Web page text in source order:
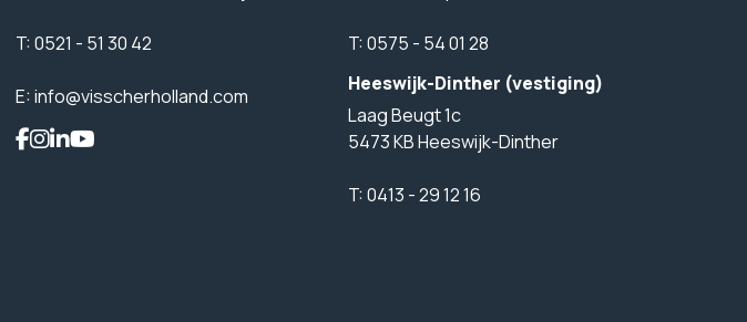
T:0521 - 51 30 42
E:info@visscherholland.com
T:0575 - 54 01 28
Heeswijk-Dinther (vestiging)
Laag Beugt 1c
5473 KB Heeswijk-Dinther
T:0413 - 29 12 16